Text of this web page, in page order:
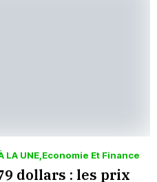
LA UNE Economie Et Finance
dollars : les prix